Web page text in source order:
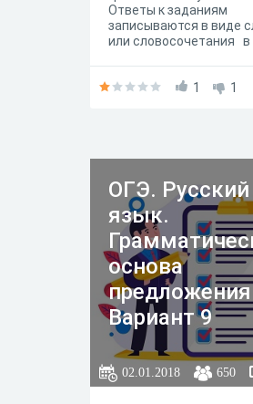
Ответы к заданиям
записываются в виде
или словосочетания в
1 1
ОГЭ. Русский
язык.
основа
предложения
Вариант 9
02.01.2018 650